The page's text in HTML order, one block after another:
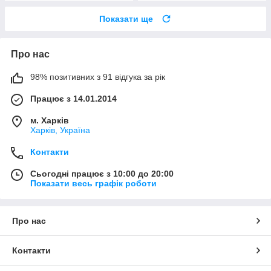
Показати ще
Про нас
98% позитивних з 91 відгука за рік
Працює з 14.01.2014
м. Харків
Харків, Україна
Контакти
Сьогодні працює з 10:00 до 20:00
Показати весь графік роботи
Про нас
Контакти